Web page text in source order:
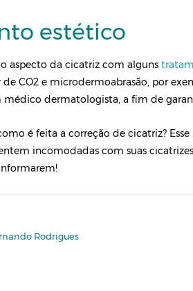
estético
o aspecto da cicatriz com alguns
de CO2 e microdermoabrasão, por
médico dermatologista, a fim de
é feita a correção de cicatriz?
incomodadas com suas
Rodrigues